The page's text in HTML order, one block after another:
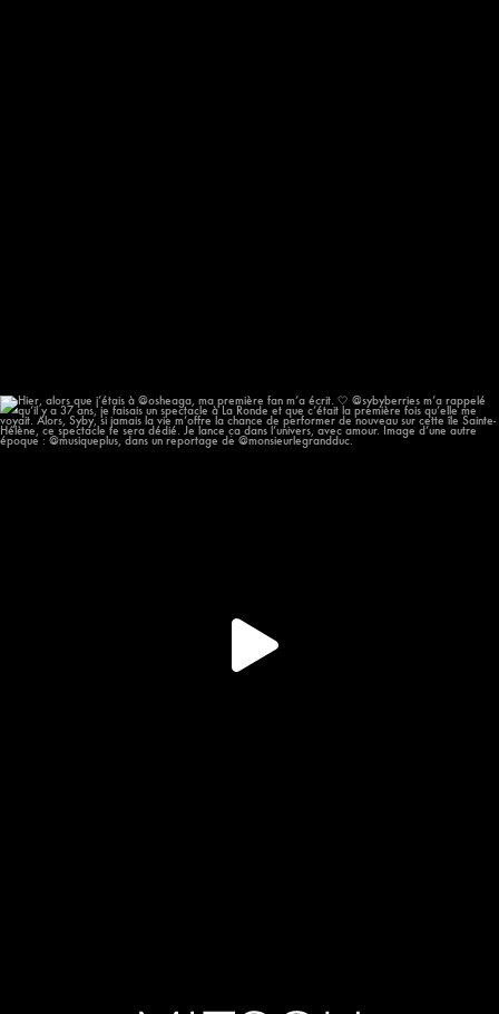
Hier, alors que j’étais à @osheaga, ma première...